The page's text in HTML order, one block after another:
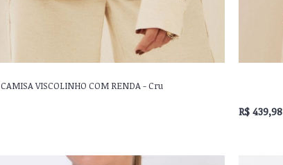
CAMISA VISCOLINHO COM RENDA - Cru
R$ 439,98